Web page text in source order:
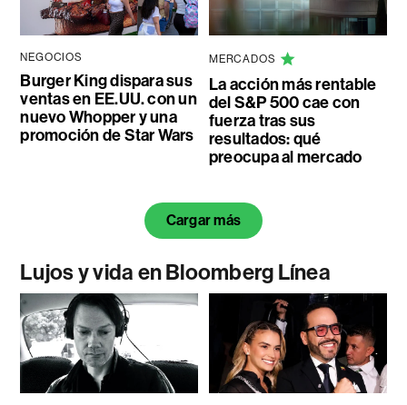
NEGOCIOS
Burger King dispara sus
ventas en EE.UU. con un
nuevo Whopper y una
promoción de Star Wars
MERCADOS
La acción más rentable
del S&P 500 cae con
fuerza tras sus
resultados: qué
preocupa al mercado
Cargar más
Lujos y vida en Bloomberg Línea